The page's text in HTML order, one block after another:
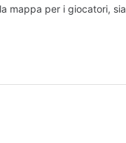
mappa per i giocatori, sia